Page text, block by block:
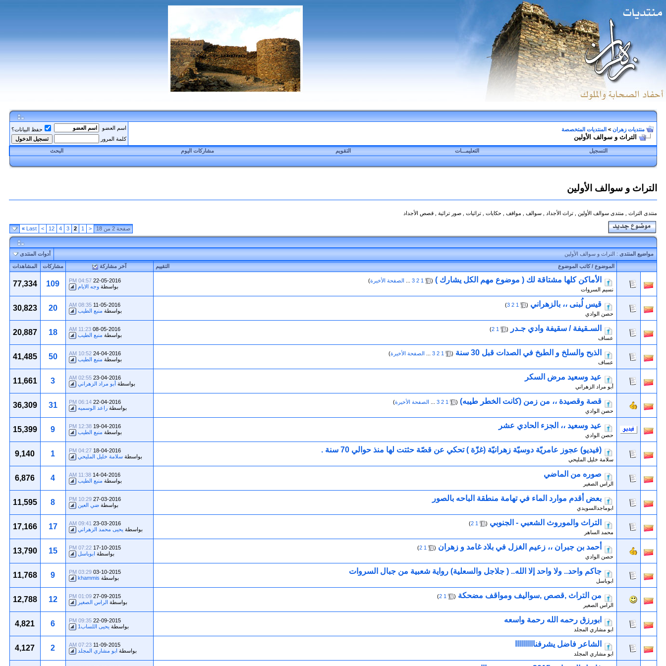
منتديات زهران > المنتديات المتخصصة
التراث و سوالف الأولين
اسم العضو
حفظ البيانات؟
كلمة المرور
التسجيل
التعليمـــات التقويم مشاركات اليوم البحث
التراث و سوالف الأولين
منتدى التراث , منتدى سوالف الأولين , تراث الأجداد , سوالف , مواقف , حكايات , تراثيات , صور تراثية , قصص الأجداد
صفحة 2 من 18 <
1
2
3
4
12
>
Last
»
مواضيع المنتدى : التراث و سوالف الأولين أدوات المنتدى
التقييم الموضوع/كاتب الموضوع آخر مشاركة مشاركات المشاهدات
الأماكن كلها مشتاقة لك ( موضوع مهم الكل يشارك ) (
1
2
3 الصفحة الأخيرة)
نسيم السروات
22-05-2016
04:57 PM
بواسطةوجه الايام 109
77,334
قيس لُبنى ،، بالزهراني (
1
2
3
)
حصن الوادي
11-05-2016
08:35 AM
بواسطة منبع الطيب 20
30,823
السـقيفة / سقيفة وادي جـدر (
1
2
)
عساف
08-05-2016
11:23 AM
بواسطة منبع الطيب 18
20,887
الذبح والسلخ و الطبخ في الصدات قبل 30 سنة (
1
2
3 الصفحة الأخيرة)
عساف
24-04-2016
10:52 AM
بواسطة منبع الطيب 50
41,485
عيد وسعيد مرض السكر
أبو مراد الزهراني
23-04-2016
02:55 AM
بواسطةأبو مراد الزهراني 3
11,661
قصة وقصيدة ،، من زمن (كانت الخطر طيبه) (
1
2
3 الصفحة الأخيرة)
حصن الوادي
22-04-2016
06:14 PM
بواسطةراعد الوسميه 31
36,309
عيد وسعيد ،، الجزء الحادي عشر
حصن الوادي
19-04-2016
12:38 PM
بواسطة منبع الطيب 9
15,399
(فيديو) عجوز عامريّة دوسيّة زهرانيّة (غزّة ) تحكي عن قصّة حثتت لها منذ حوالي 70 سنة .
سلامة خليل المليحي
18-04-2016
04:27 PM
بواسطةسلامة خليل المليحي 1
9,140
صوره من الماضي
الراس الصغير
14-04-2016
11:38 AM
بواسطة منبع الطيب 4
6,876
بعض أقدم موارد الماء في تهامة منطقة الباحه بالصور
ابوماجدالسويدي
27-03-2016
10:29 PM
بواسطةضي العين 8
11,595
التراث والموروث الشعبي - الجنوبي (
1
2
)
محمد الساهر
23-03-2016
09:41 AM
بواسطة يحيى محمد الزهراني 17
17,166
أحمد بن جبران ،، زعيم الغزل في بلاد غامد و زهران (
1
2
)
حصن الوادي
17-10-2015
07:22 PM
بواسطة ابوباسل 15
13,790
جاكم واحد.. ولا واحد إلا الله.. ( جلاجل والسعلية) رواية شعبية من جبال السروات
ابوباسل
03-10-2015
03:29 PM
بواسطة khammis
9
11,768
من التراث ,قصص ,سواليف ومواقف مضحكة (
1
2
)
الراس الصغير
27-09-2015
01:09 PM
بواسطة الراس الصغير 12
12,788
ابورزق رحمه الله رحمة واسعه
ابو مشاري المجلد
22-09-2015
09:35 PM
بواسطة يحيى اللساب1 6
4,821
الشاعر فاضل يشرفناااااااااا
ابو مشاري المجلد
11-09-2015
07:23 AM
بواسطة ابو مشاري المجلد 2
4,127